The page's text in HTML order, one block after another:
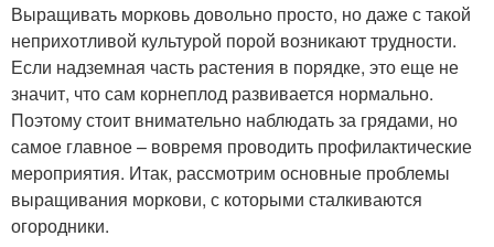
Выращивать морковь довольно просто, но даже с такой
неприхотливой культурой порой возникают трудности.
Если надземная часть растения в порядке, это еще не
значит, что сам корнеплод развивается нормально.
Поэтому стоит внимательно наблюдать за грядами, но
самое главное – вовремя проводить профилактические
мероприятия. Итак, рассмотрим основные проблемы
выращивания моркови, с которыми сталкиваются
огородники.